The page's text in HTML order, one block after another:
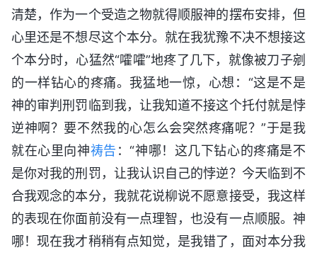
清楚，作为一个受造之物就得顺服神的摆布安排，但
心里还是不想尽这个本分。就在我犹豫不决不想接这
个本分时，心猛然“嚯嚯”地疼了几下，就像被刀子剜
的一样钻心的疼痛。我猛地一惊，心想：“这是不是
神的审判刑罚临到我，让我知道不接这个托付就是悖
逆神啊？要不然我的心怎么会突然疼痛呢？”于是我
就在心里向神祷告 ：“神哪！这几下钻心的疼痛是不
是你对我的刑罚，让我认识自己的悖逆？今天临到不
合我观念的本分，我就花说柳说不愿意接受，我这样
的表现在你面前没有一点理智，也没有一点顺服。神
哪！现在我才稍稍有点知觉，是我错了，面对本分我